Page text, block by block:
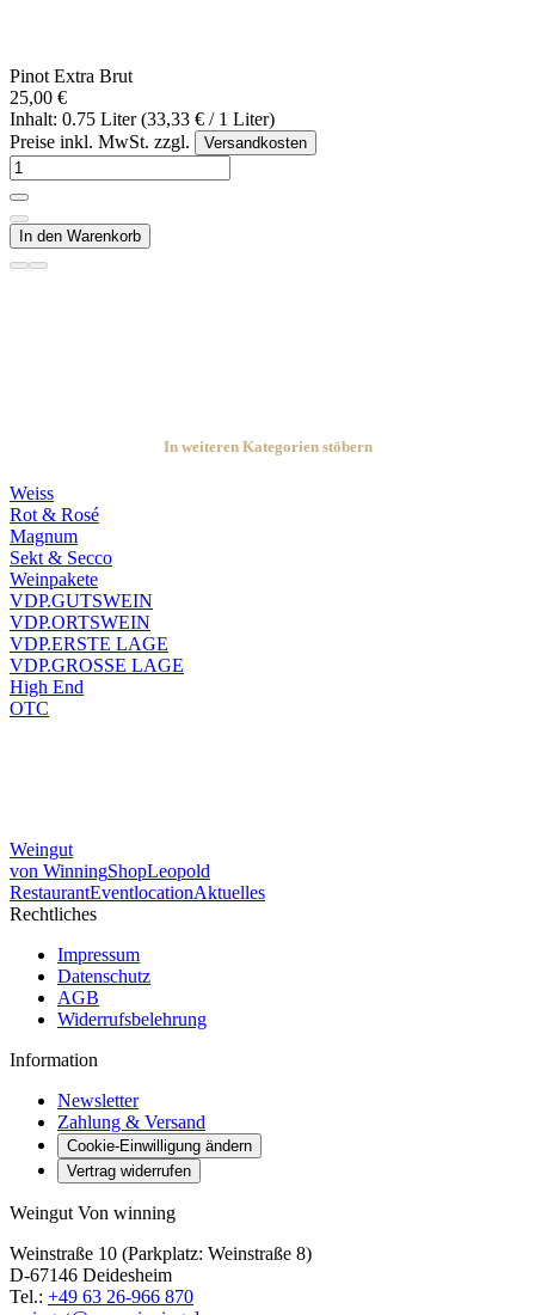
Pinot Extra Brut
25,00 €
Inhalt: 0.75 Liter (33,33 € / 1 Liter)
Preise inkl. MwSt. zzgl.
Versandkosten
In den Warenkorb
In weiteren Kategorien stöbern
Weiss
Rot & Rosé
Magnum
Sekt & Secco
Weinpakete
VDP.GUTSWEIN
VDP.ORTSWEIN
VDP.ERSTE LAGE
VDP.GROSSE LAGE
High End
OTC
Weingut
von WinningShopLeopold
RestaurantEventlocationAktuelles
Rechtliches
Impressum
Datenschutz
AGB
Widerrufsbelehrung
Information
Newsletter
Zahlung & Versand
Cookie-Einwilligung ändern
Vertrag widerrufen
Weingut Von winning
Weinstraße 10 (Parkplatz: Weinstraße 8)
D-67146 Deidesheim
Tel.: +49 63 26-966 870